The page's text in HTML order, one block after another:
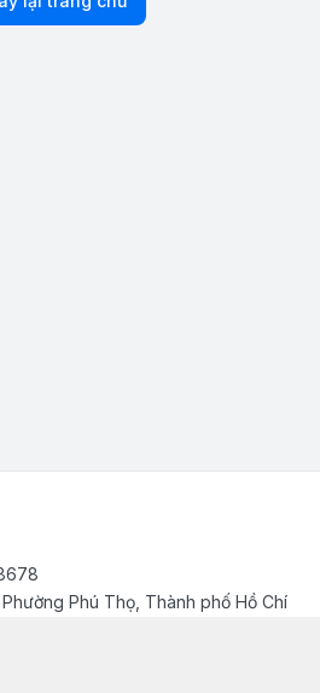
Phú Thọ, Thành phố Hồ Chí